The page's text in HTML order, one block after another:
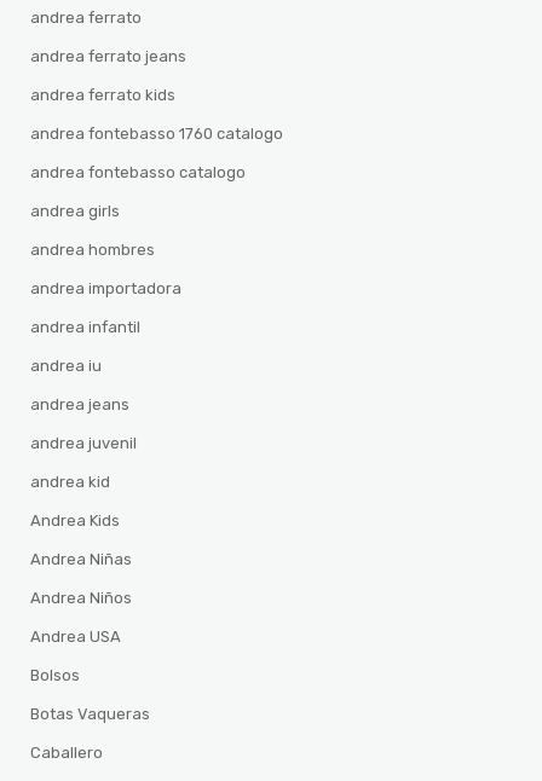
andrea ferrato
andrea ferrato jeans
andrea ferrato kids
andrea fontebasso 1760 catalogo
andrea fontebasso catalogo
andrea girls
andrea hombres
andrea importadora
andrea infantil
andrea iu
andrea jeans
andrea juvenil
andrea kid
Andrea Kids
Andrea Niñas
Andrea Niños
Andrea USA
Bolsos
Botas Vaqueras
Caballero